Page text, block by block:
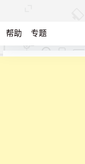
帮助 专题